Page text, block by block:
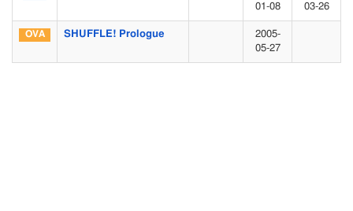
01-08
03-26
SHUFFLE! Prologue
2005-
05-27